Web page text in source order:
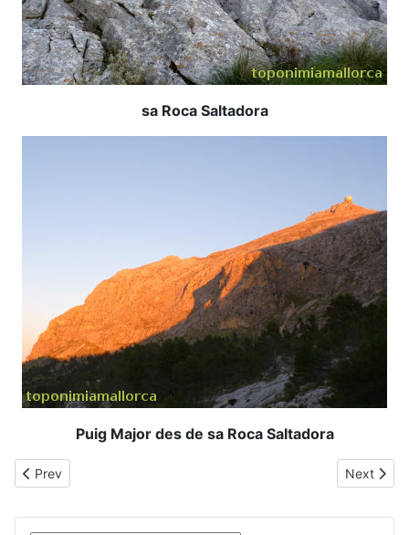
sa Roca Saltadora
Puig Major des de sa Roca Saltadora
Previous article: Roca de s'Encantament
Prev Next
Next